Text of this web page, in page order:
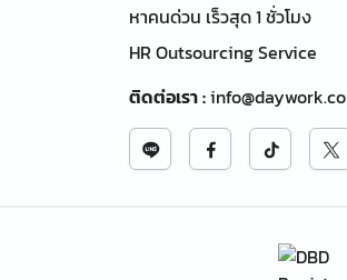
หาคนด่วน เร็วสุด 1 ชั่วโมง
HR Outsourcing Service
ติดต่อเรา:info@daywork.co